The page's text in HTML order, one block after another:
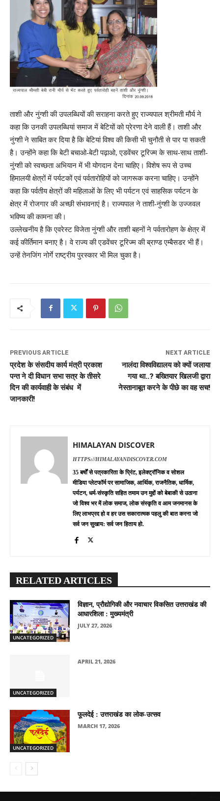
ताशी और नुंग्शी की उपलब्धियों की सराहना करते हुए राज्यपाल श्रीमती मौर्य ने
कहा कि उनकी उपलब्धियां समाज में बेटियों को प्रेरणा देने वाली हैं। ताशी और
नुंग्शी ने साबित कर दिया है कि बेटियां विश्व की किसी भी चुनौती से पार पा सकती
है। उन्होंने कहा कि बेटी बचाओ-बेटी पढ़ाओ, एडवेंचर टूरिज्म के साथ-साथ ताशी-
नुंग्शी को स्वच्छता अभियान में भी योगदान देना चाहिए। विशेष रूप से उच्च
हिमालयी क्षेत्रों में पर्यटकों एवं पर्वतारोहियों को जागरूक करना चाहिए। उन्होंने
कहा कि पर्वतीय क्षेत्रों की महिलाओं के लिए भी पर्यटन एवं साहसिक पर्यटन के
क्षेत्र में रोजगार की अच्छी संभावनाएं है। राज्यपाल ने ताशी-नुंग्शी के उज्जवल
भविष्य की कामना की।
उल्लेखनीय है कि एवरेस्ट विजेता नुंग्शी और ताशी बहनों ने पर्वतारोहण के क्षेत्र में
कई कीर्तिमान बनाए है। वे राज्य की एडवेंचर टूरिज्म की ब्राण्ड एम्बैसडर भी हैं।
उन्हें तेनजिंग नोर्गे राष्ट्रीय पुरस्कार भी मिल चुका है।
PREVIOUS ARTICLE
प्रदेश के संसदीय कार्य मंत्री प्रकाश
पन्त ने दी विधान सभा सत्र के तीसरे
दिन की कार्यवाही के संबंध में
जानकारी!
NEXT ARTICLE
नालंदा विश्वविद्यालय को क्यों जलाया
गया था..? बख्तियार खिलजी द्वारा
नेस्तानाबूत करने के पीछे का वह सच!
HIMALAYAN DISCOVER
HTTPS://HIMALAYANDISCOVER.COM
35 बर्षों से पत्रकारिता के प्रिंट, इलेक्ट्रॉनिक व सोशल
मीडिया प्लेटफॉर्म पर सामाजिक, आर्थिक, राजनैतिक, धार्मिक,
पर्यटन, धर्म-संस्कृति सहित तमाम उन मुद्दों को बेबाकी से उठाना
जो विश्व भर में लोक समाज, लोक संस्कृति व आम जनमानस के
लिए लाभप्रद हो व हर उस सकारात्मक पहलु की बात करना जो
सर्व जन सुखाय: सर्व जन हिताय हो.
RELATED ARTICLES
UNCATEGORIZED
विज्ञान, प्रौद्योगिकी और नवाचार विकसित उत्तराखंड की
आधारशिला : मुख्यमंत्री
JULY 27, 2026
UNCATEGORIZED
APRIL 21, 2026
UNCATEGORIZED
फूलदेई : उत्तराखंड का लोक-उत्सव
MARCH 17, 2026